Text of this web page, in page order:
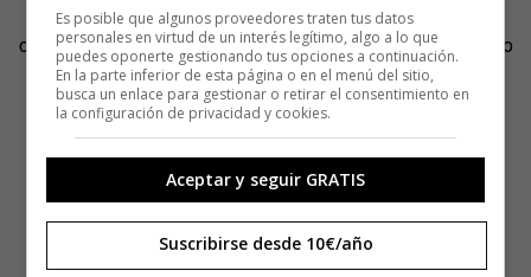
Serramalera. «Los artesanos que tenemos son gente con
oficio que cobran por lo que saben, porque suknow how
lo
vale. Y esto se paga», sentencia.
Es posible que algunos proveedores traten tus datos
personales en virtud de un interés legítimo, algo a lo que
puedes oponerte gestionando tus opciones a continuación.
En la parte inferior de esta página o en el menú del sitio,
busca un enlace para gestionar o retirar el consentimiento en
la configuración de privacidad y cookies.
Aceptar y seguir GRATIS
Suscribirse desde 10€/año